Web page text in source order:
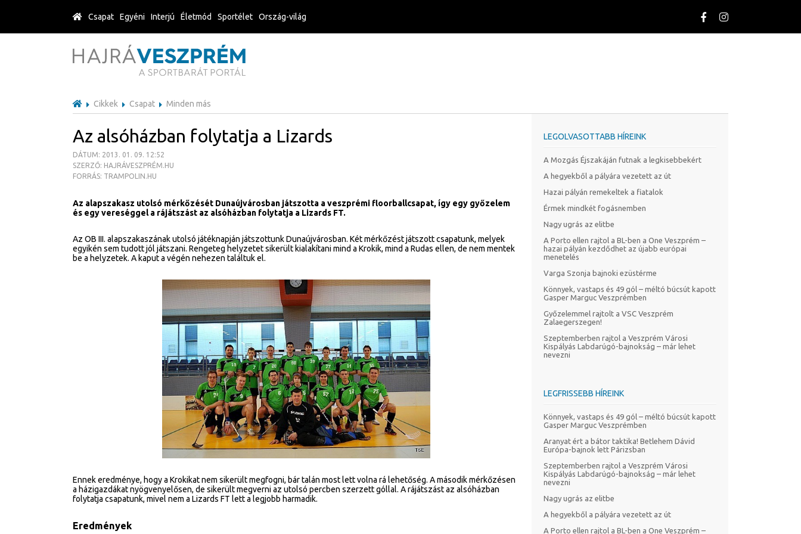
Cikkek Csapat Minden más
Az alsóházban folytatja a Lizards
DÁTUM: 2013. 01. 09. 12:52
SZERZŐ: HAJRÁVESZPRÉM.HU
FORRÁS: TRAMPOLIN.HU
Az alapszakasz utolsó mérkőzését Dunaújvárosban játszotta a veszprémi floorballcsapat, így egy győzelem
és egy vereséggel a rájátszást az alsóházban folytatja a Lizards FT.
Az OB III. alapszakaszának utolsó játéknapján játszottunk Dunaújvárosban. Két mérkőzést játszott csapatunk, melyek
egyikén sem tudott jól játszani. Rengeteg helyzetet sikerült kialakítani mind a Krokik, mind a Rudas ellen, de nem mentek
be a helyzetek. A kaput a végén nehezen találtuk el.
Ennek eredménye, hogy a Krokikat nem sikerült megfogni, bár talán most lett volna rá lehetőség. A második mérkőzésen
a házigazdákat nyögvenyelősen, de sikerült megverni az utolsó percben szerzett góllal. A rájátszást az alsóházban
folytatja csapatunk, mivel nem a Lizards FT lett a legjobb harmadik.
Eredmények
LEGOLVASOTTABB HÍREINK
A Mozgás Éjszakáján futnak a legkisebbekért
A hegyekből a pályára vezetett az út
Hazai pályán remekeltek a fiatalok
Érmek mindkét fogásnemben
Nagy ugrás az elitbe
A Porto ellen rajtol a BL-ben a One Veszprém –
hazai pályán kezdődhet az újabb európai
menetelés
Varga Szonja bajnoki ezüstérme
Könnyek, vastaps és 49 gól – méltó búcsút kapott
Gasper Marguc Veszprémben
Győzelemmel rajtolt a VSC Veszprém
Zalaegerszegen!
Szeptemberben rajtol a Veszprém Városi
Kispályás Labdarúgó-bajnokság – már lehet
nevezni
LEGFRISSEBB HÍREINK
Könnyek, vastaps és 49 gól – méltó búcsút kapott
Gasper Marguc Veszprémben
Aranyat ért a bátor taktika! Betlehem Dávid
Európa-bajnok lett Párizsban
Szeptemberben rajtol a Veszprém Városi
Kispályás Labdarúgó-bajnokság – már lehet
nevezni
Nagy ugrás az elitbe
A hegyekből a pályára vezetett az út
A Porto ellen rajtol a BL-ben a One Veszprém –
Csapat Egyéni Interjú Életmód Sportélet Ország-világ